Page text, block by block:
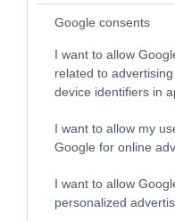
Google consents
I want to allow
related to
device identifiers in
I want to allow my
Google for online
I want to allow
personalized
25.06.2025 - 23:02